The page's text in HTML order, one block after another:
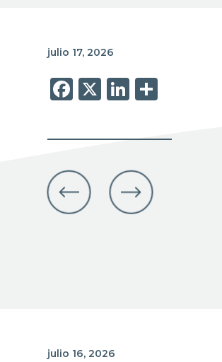
julio 17, 2026
Facebook
X LinkedIn
Share
julio 16, 2026